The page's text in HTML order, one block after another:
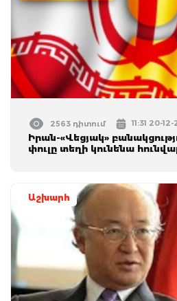
2563 դիտում 11:31 20-12-
Իրան-«Վեցյակ»
փուլը տեղի կունենա
Աշխարհ